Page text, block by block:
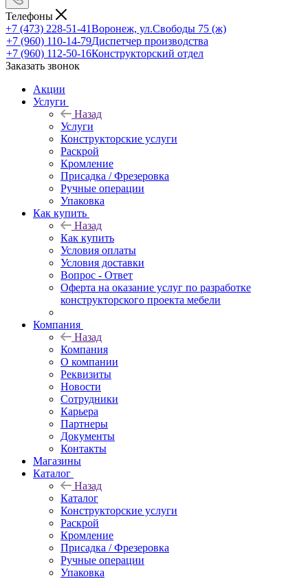
Телефоны
+7 (473) 228-51-41Воронеж, ул.Свободы 75 (ж)
+7 (960) 110-14-79Диспетчер производства
+7 (960) 112-50-16Конструкторский отдел
Заказать звонок
Акции
Услуги
Назад
Услуги
Конструкторские услуги
Раскрой
Кромление
Присадка / Фрезеровка
Ручные операции
Упаковка
Как купить
Назад
Как купить
Условия оплаты
Условия доставки
Вопрос - Ответ
Оферта на оказание услуг по разработке
конструкторского проекта мебели
Компания
Назад
Компания
О компании
Реквизиты
Новости
Сотрудники
Карьера
Партнеры
Документы
Контакты
Магазины
Каталог
Назад
Каталог
Конструкторские услуги
Раскрой
Кромление
Присадка / Фрезеровка
Ручные операции
Упаковка